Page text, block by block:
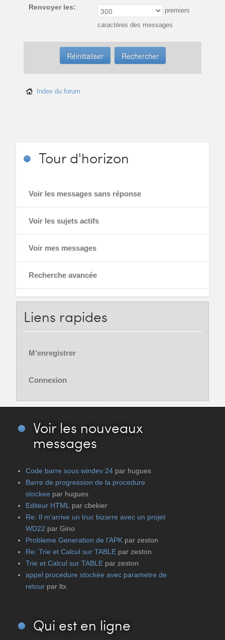
Renvoyer les: premiers
caractères des messages
Index du forum
Tourd'horizon
Voir les messages sans réponse
Voir les sujets actifs
Voir mes messages
Recherche avancée
Liens rapides
M’enregistrer
Connexion
Voir les nouveaux
messages
Code barre sous windev 24 par hugues
Barre de progression de la procedure
stockee par hugues
Editeur HTML par cbekier
Re: Il m'arrive un truc bizarre avec un projet
WD22 par Gino
Probleme Generation de l'APK par zeston
Re: Trie et Calcul sur TABLE par zeston
Trie et Calcul sur TABLE par zeston
appel procedure stockée avec parametre de
retour par ltx
Qui est en ligne